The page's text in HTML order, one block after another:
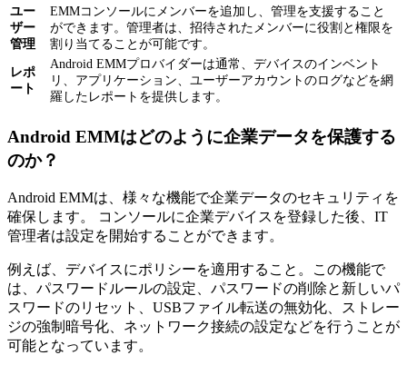
ユー
ザー
管理
EMMコンソールにメンバーを追加し、管理を支援すること
ができます。管理者は、招待されたメンバーに役割と権限を
割り当てることが可能です。
レポ
ート
Android EMMプロバイダーは通常、デバイスのインベント
リ、アプリケーション、ユーザーアカウントのログなどを網
羅したレポートを提供します。
Android EMMはどのように企業データを保護する
のか？
Android EMMは、様々な機能で企業データのセキュリティを
確保します。 コンソールに企業デバイスを登録した後、IT
管理者は設定を開始することができます。
例えば、デバイスにポリシーを適用すること。この機能で
は、パスワードルールの設定、パスワードの削除と新しいパ
スワードのリセット、USBファイル転送の無効化、ストレー
ジの強制暗号化、ネットワーク接続の設定などを行うことが
可能となっています。